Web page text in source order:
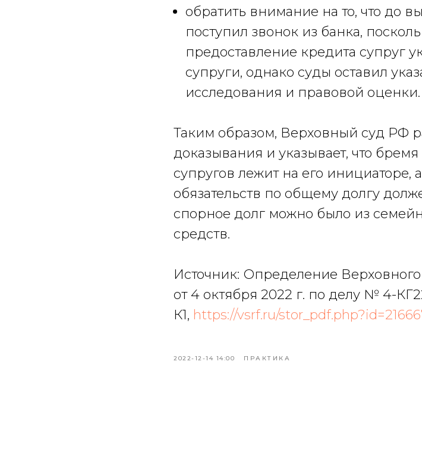
обратить внимание на то, что до
поступил звонок из банка,
предоставление кредита супруг
супруги, однако суды оставил
исследования и правовой оценки.
Таким образом, Верховный суд РФ
доказывания и указывает, что
супругов лежит на его инициаторе,
обязательств по общему долгу
спорное долг можно было из
средств.
Источник: Определение
от 4 октября 2022 г. по делу № 4-
К1, https://vsrf.ru/
2022-12-14 14:00 ПРАКТИКА